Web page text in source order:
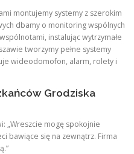
montujemy systemy z szerokim
dbamy o monitoring wspólnych
instalując wytrzymałe
tworzymy pełne systemy
wideodomofon, alarm, rolety i
Grodziska
„Wreszcie mogę spokojnie
bawiące się na zewnątrz. Firma